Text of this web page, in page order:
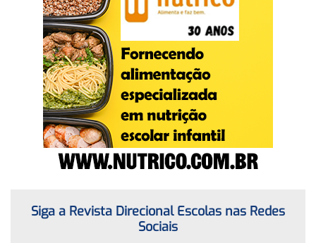
Siga a Revista Direcional Escolas nas Redes
Sociais